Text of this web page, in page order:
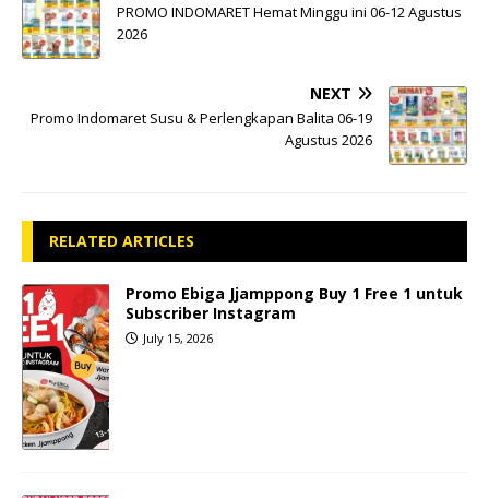
PROMO INDOMARET Hemat Minggu ini 06-12 Agustus
2026
NEXT
Promo Indomaret Susu & Perlengkapan Balita 06-19
Agustus 2026
RELATED ARTICLES
Promo Ebiga Jjamppong Buy 1 Free 1 untuk
Subscriber Instagram
July 15, 2026